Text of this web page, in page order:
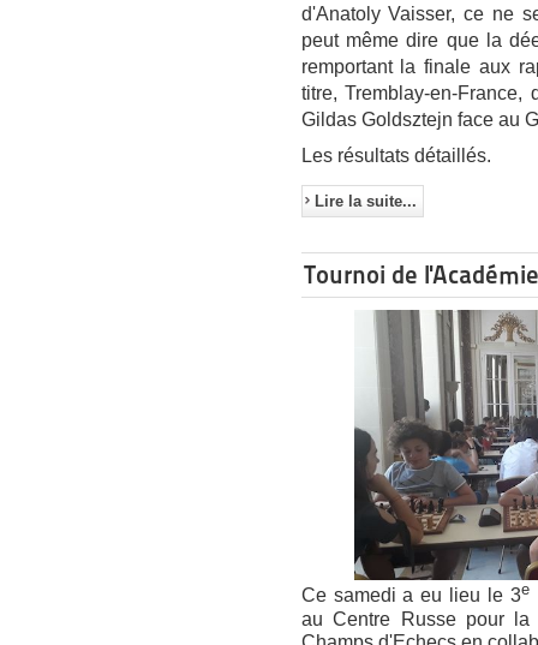
d'Anatoly Vaisser, ce ne
peut même dire que la
remportant la finale aux
titre, Tremblay-en-
Gildas Goldsztejn face au
Les résultats détaillés.
Lire la suite...
Tournoi de
Ce samedi a eu lieu le 3e
au Centre Russe pour